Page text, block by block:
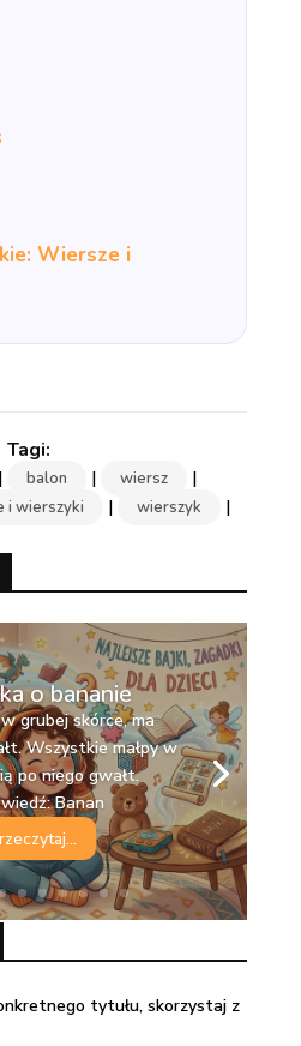
Wiersze i
| balon | wiersz |
i wierszyki | wierszyk |
o bananie
grubej skórce, ma
Wszystkie małpy w
po niego gwałt.
Banan
tytułu, skorzystaj z